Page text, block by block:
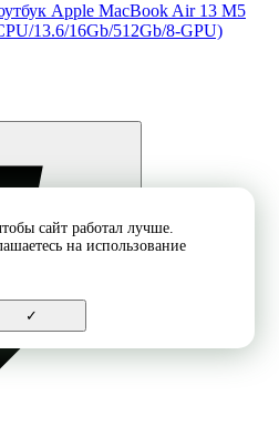
Apple MacBook Air 13 M5
13.6/16Gb/512Gb/8-GPU)
сайт работал лучше.
на использование
✓